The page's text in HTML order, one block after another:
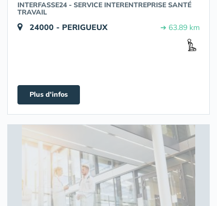
INTERFASSE24 - SERVICE INTERENTREPRISE SANTÉ
TRAVAIL
24000 - PERIGUEUX ➔ 63.89 km
Plus d'infos